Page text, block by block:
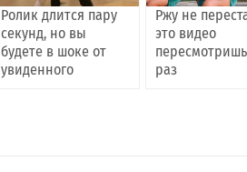
Ролик длится пару
секунд, но вы
будете в шоке от
увиденного
Ржу не
это видео
раз